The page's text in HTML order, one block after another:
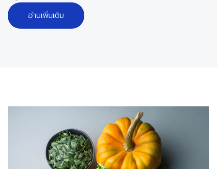
อ่านเพิ่มเติม